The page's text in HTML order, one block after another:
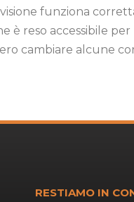
funziona
è reso accessibile
cambiare alcune
RESTIAMO IN